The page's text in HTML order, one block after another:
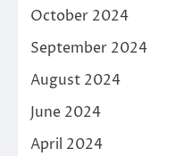
October 2024
September 2024
August 2024
June 2024
April 2024